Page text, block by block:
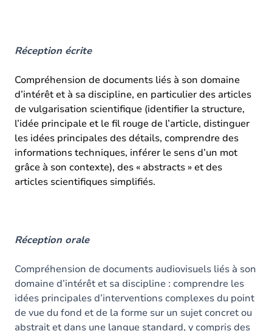
Réception écrite
Compréhension de documents liés à son domaine
d’intérêt et à sa discipline, en particulier des articles
de vulgarisation scientifique (identifier la structure,
l’idée principale et le fil rouge de l’article, distinguer
les idées principales des détails, comprendre des
informations techniques, inférer le sens d’un mot
grâce à son contexte), des « abstracts » et des
articles scientifiques simplifiés.
Réception orale
Compréhension de documents audiovisuels liés à son
domaine d’intérêt et sa discipline : comprendre les
idées principales d’interventions complexes du point
de vue du fond et de la forme sur un sujet concret ou
abstrait et dans une langue standard, y compris des